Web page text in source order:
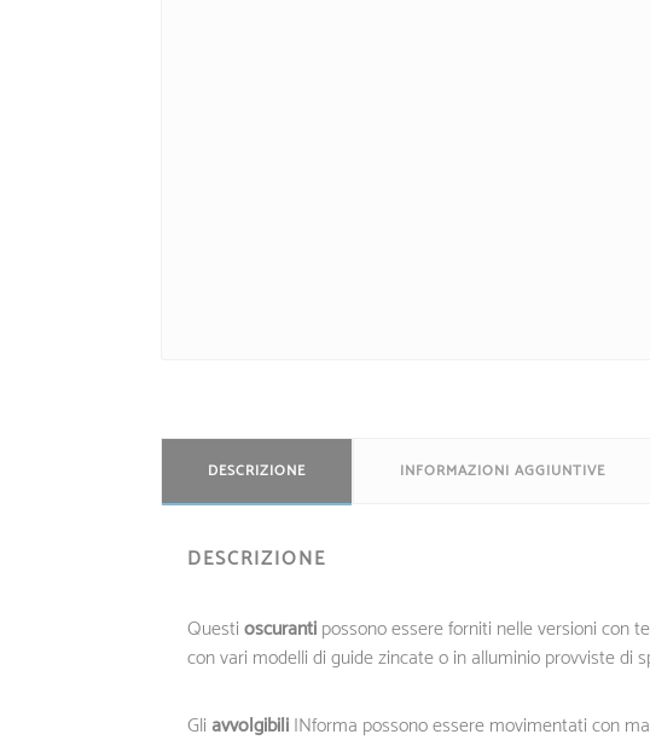
DESCRIZIONE INFORMAZIONI AGGIUNTIVE
DESCRIZIONE
Questioscurantipossono essere forniti nelle versioni con
con vari modelli di guide zincate o in alluminio provviste di
Gli avvolgibiliINforma possono essere movimentati con